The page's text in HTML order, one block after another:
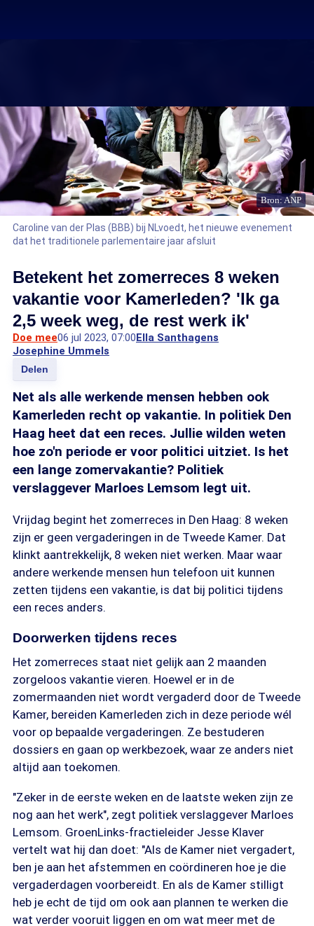
Bron: ANP
Caroline van der Plas (BBB) bij NLvoedt, het nieuwe evenement
dat het traditionele parlementaire jaar afsluit
Betekent het zomerreces 8 weken
vakantie voor Kamerleden? 'Ik ga
2,5 week weg, de rest werk ik'
Doe mee06 jul 2023, 07:00Ella Santhagens
Josephine Ummels
Delen
Net als alle werkende mensen hebben ook
Kamerleden recht op vakantie. In politiek Den
Haag heet dat een reces. Jullie wilden weten
hoe zo'n periode er voor politici uitziet. Is het
een lange zomervakantie? Politiek
verslaggever Marloes Lemsom legt uit.
Vrijdag begint het zomerreces in Den Haag: 8 weken
zijn er geen vergaderingen in de Tweede Kamer. Dat
klinkt aantrekkelijk, 8 weken niet werken. Maar waar
andere werkende mensen hun telefoon uit kunnen
zetten tijdens een vakantie, is dat bij politici tijdens
een reces anders.
Doorwerken tijdens reces
Het zomerreces staat niet gelijk aan 2 maanden
zorgeloos vakantie vieren. Hoewel er in de
zomermaanden niet wordt vergaderd door de Tweede
Kamer, bereiden Kamerleden zich in deze periode wél
voor op bepaalde vergaderingen. Ze bestuderen
dossiers en gaan op werkbezoek, waar ze anders niet
altijd aan toekomen.
"Zeker in de eerste weken en de laatste weken zijn ze
nog aan het werk", zegt politiek verslaggever Marloes
Lemsom. GroenLinks-fractieleider Jesse Klaver
vertelt wat hij dan doet: "Als de Kamer niet vergadert,
ben je aan het afstemmen en coördineren hoe je die
vergaderdagen voorbereidt. En als de Kamer stilligt
heb je echt de tijd om ook aan plannen te werken die
wat verder vooruit liggen en om wat meer met de